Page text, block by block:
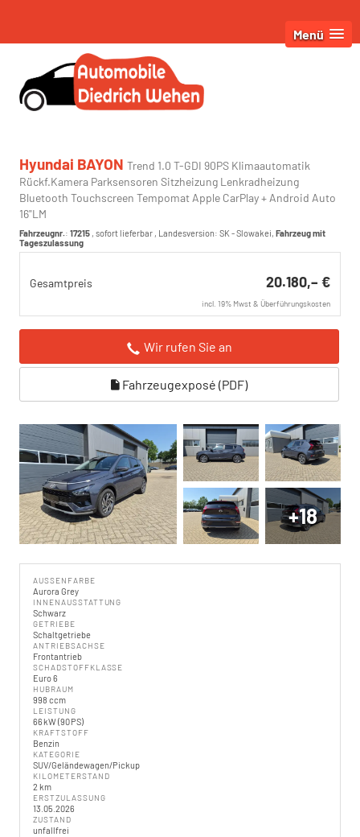
Menü
Hyundai BAYON Trend 1.0 T-GDI 90PS Klimaautomatik
Rückf.Kamera Parksensoren Sitzheizung Lenkradheizung
Bluetooth Touchscreen Tempomat Apple CarPlay + Android Auto
16"LM
Fahrzeugnr.: 17215 , sofort lieferbar , Landesversion: SK - Slowakei, Fahrzeug mit
Tageszulassung
Gesamtpreis 20.180,– €
incl. 19% Mwst & Überführungskosten
Wir rufen Sie an
Fahrzeugexposé (PDF)
+18
AUSSENFARBE
Aurora Grey
INNENAUSSTATTUNG
Schwarz
GETRIEBE
Schaltgetriebe
ANTRIEBSACHSE
Frontantrieb
SCHADSTOFFKLASSE
Euro 6
HUBRAUM
998 ccm
LEISTUNG
66 kW (90 PS)
KRAFTSTOFF
Benzin
KATEGORIE
SUV/Geländewagen/Pickup
KILOMETERSTAND
2 km
ERSTZULASSUNG
13.05.2026
ZUSTAND
unfallfrei